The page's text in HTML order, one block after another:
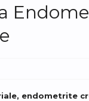
endometrite